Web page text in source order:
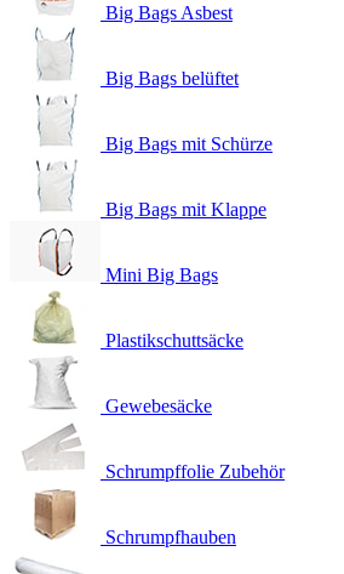
Big Bags Asbest
Big Bags belüftet
Big Bags mit Schürze
Big Bags mit Klappe
Mini Big Bags
Plastikschuttsäcke
Gewebesäcke
Schrumpffolie Zubehör
Schrumpfhauben